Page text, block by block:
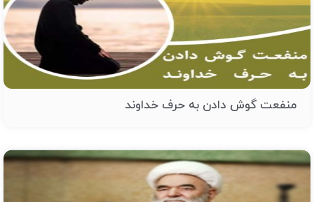
منفعت گوش دادن به حرف خداوند